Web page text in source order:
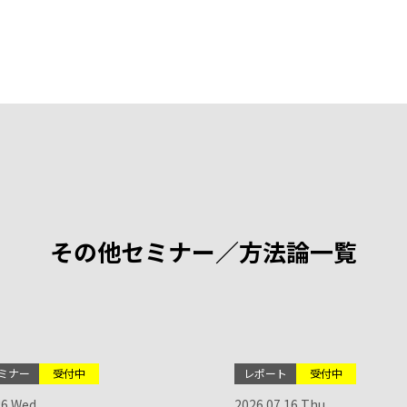
その他セミナー／方法論一覧
ナー 受付中 レポート 受付中